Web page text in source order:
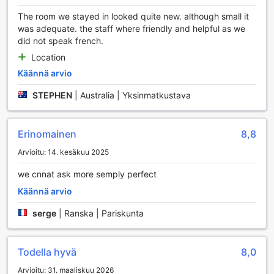
terapeutit ovat valmiina räätälöimään hoidot toiveidesi
mukaan, jotta voit kokea täydellisen rentoutumisen ja
virkistyksen. Älä unohda varata aikaa itsellesi ja nauti tästä
ainutlaatuisesta elämyksestä Hotel Restaurant Splendid
Camarguessa.
Camarguessa
Hotel Restaurant Splendid Camargue tarjoaa vierailleen
ainutlaatuisen mahdollisuuden nauttia urheilusta upeissa
ympäristöissä. Hotellin oma yksityinen ranta on täydellinen
paikka aktivoitua ja nauttia auringosta. Rannan pehmeä
erilaisille rantapeleille ja aktiviteeteille. Voit viettää aikaa
ystävien tai perheen kanssa pelaten lentopalloa tai nauttien
rentouttavista kävelyistä pitkin rantaa.
Lisäksi hotellin sijainti Le Grau-du-Roissa tarjoaa helpon
pääsyn monenlaisiin vesiaktiviteetteihin, kuten melontaan ja
ja auringonottoon, mikä tekee siitä erinomaisen valinnan
urheilullista lomaa suunnitteleville. Tule ja koe, kuinka Hotel
The room we stayed in looked quite new. although small it
was adequate. the staff where friendly and helpful as we
did not speak french.
Location
Käännä arvio
STEPHEN Australia | Yksinmatkustava
Erinomainen 8,8
Arvioitu: 14. kesäkuu 2025
we cnnat ask more semply perfect
Käännä arvio
serge Ranska | Pariskunta
Todella hyvä 8,0
Arvioitu: 31. maaliskuu 2026